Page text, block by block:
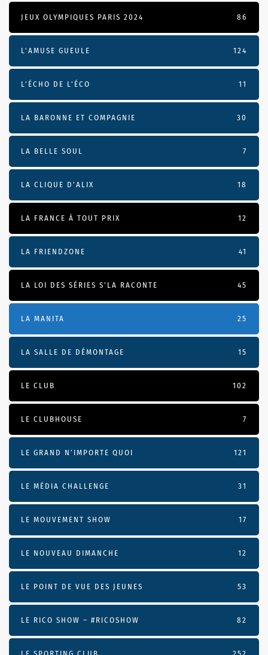
JEUX OLYMPIQUES PARIS 2024 86
L'AMUSE GUEULE 124
L’ÉCHO DE L’ÉCO 11
LA BARONNE ET COMPAGNIE 30
LA BELLE SOUL 7
LA CLIQUE D'ALIX 18
LA FRANCE À TOUT PRIX 12
LA FRIENDZONE 41
LA LOI DES SÉRIES S'LA RACONTE 45
LA MANITA 25
LA SALLE DE DÉMONTAGE 15
LE CLUB 102
LE CLUBHOUSE 7
LE GRAND N’IMPORTE QUOI 121
LE MÉDIA CHALLENGE 31
LE MOUVEMENT SHOW 17
LE NOUVEAU DIMANCHE 12
LE POINT DE VUE DES JEUNES 53
LE RICO SHOW – #RICOSHOW 82